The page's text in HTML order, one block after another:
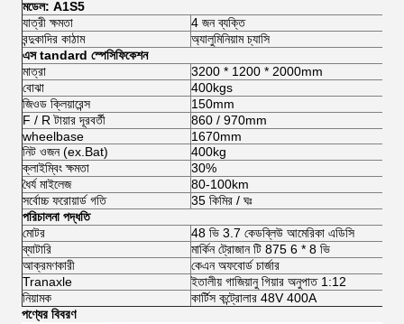
মডেল: A1S5
যাত্রী ক্ষমতা
4 জন ব্যক্তি
বন্দুকাদির কাঠাম
অ্যালুমিনিয়াম চ্যাসি
এস tandard স্পেসিফিকেশন
মাত্রা
3200 * 1200 * 2000mm
বোঝা
400kgs
জিওড ক্লিয়ারেন্স
150mm
F / R টায়ার দূরবর্তী
860 / 970mm
wheelbase
1670mm
নিট ওজন (ex.Bat)
400kg
ক্লাইম্বিং ক্ষমতা
30%
ধৈর্য মাইলেজ
80-100km
সর্বোচ্চ ফরোয়ার্ড গতি
35 কিমির / ঘঃ
পরিচালনা পদ্ধতি
মোটর
48 ভি 3.7 কেডব্লিউ আমেরিকা এডিসি
ব্যাটারি
মার্কিন ট্রোজান টি 875 6 * 8 ভি
আক্রমণকারী
কেএন অফবোর্ড চার্জার
Tranaxle
ইতালীয় গাজিয়ানু গিয়ার অনুপাত 1:12
নিয়ামক
কার্টিস কন্ট্রোলার 48V 400A
পণ্যের বিবরণ